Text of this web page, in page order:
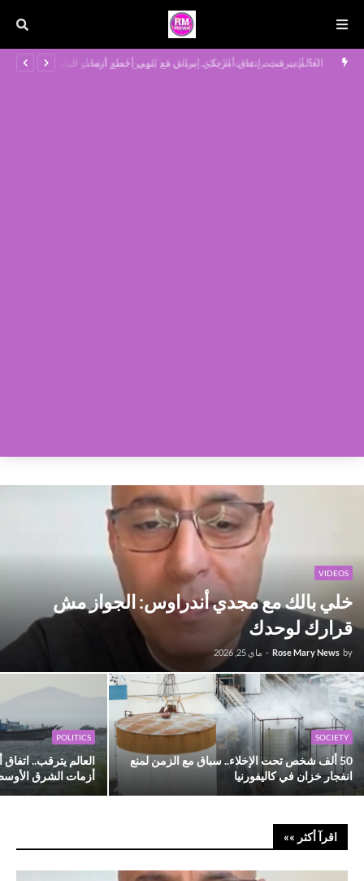
العالم يترقب.. اتفاق أمريكي إيراني قد ينهي أخطر أزمات الشرق الأوسط
VIDEOS
خلي بالك مع مجدي أندراوس: الجواز مش
قرارك لوحدك
by
Rose Mary News
- ماي 25, 2026
SOCIETY
50 ألف شخص تحت الإخلاء.. سباق مع الزمن لمنع
انفجار خزان في كاليفورنيا
POLITICS
العالم يترقب..
أزمات الشرق
اقرآ أكثر »»